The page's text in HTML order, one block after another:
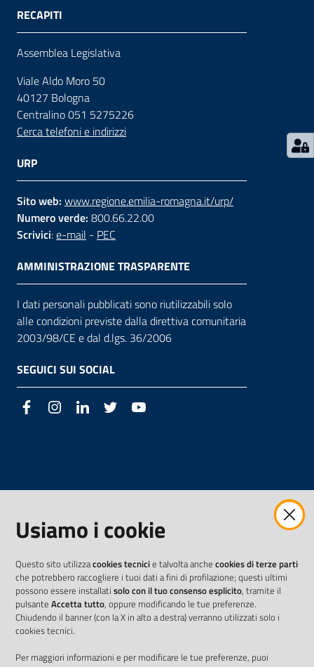
Seguici
RECAPITI
Assemblea Legislativa
Viale Aldo Moro 50
40127 Bologna
Centralino 051 5275226
Cerca telefoni e indirizzi
URP
Sito web: www.regione.emilia-romagna.it/urp/
Numero verde: 800.66.22.00
Scrivici:e-mail - PEC
AMMINISTRAZIONE TRASPARENTE
I dati personali pubblicati sono riutilizzabili solo
alle condizioni previste dalla direttiva comunitaria
2003/98/CE e dal d.lgs. 36/2006
SEGUICI SUI SOCIAL
FacebookInstagramLinkedIn Twitter
Usiamo i cookie
Questo sito utilizzacookies tecnicie talvolta anche cookies di terze parti
che potrebbero raccogliere i tuoi dati a fini di profilazione; questi ultimi
possono essere installati solo con il tuo consenso esplicito, tramite il
pulsante Accetta tutto, oppure modificando le tue preferenze.
Chiudendo il banner (con la X in alto a destra) verranno utilizzati solo i
cookies tecnici.
Per maggiori informazioni e per modificare le tue preferenze, puoi